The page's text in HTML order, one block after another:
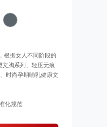
根据女人不同阶段的
文胸系列、轻压无痕
时尚孕期哺乳健康文
化规范